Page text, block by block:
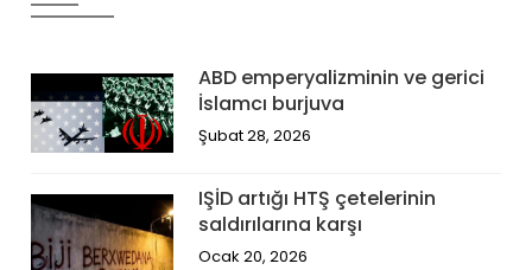
ABD emperyalizminin ve gerici
İslamcı burjuva
Şubat 28, 2026
IŞİD artığı HTŞ çetelerinin
saldırılarına karşı
Ocak 20, 2026